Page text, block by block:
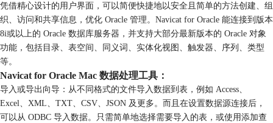
凭借精心设计的用户界面，可以简便快捷地以安全且简单的方法创建、组
织、访问和共享信息，优化 Oracle 管理。Navicat for Oracle 能连接到版本
8i或以上的 Oracle 数据库服务器，并支持大部分最新版本的 Oracle 对象
功能，包括目录、表空间、同义词、实体化视图、触发器、序列、类型
等。
Navicat for Oracle Mac 数据处理工具：
导入或导出向导：从不同格式的文件导入数据到表，例如 Access、
Excel、XML、TXT、CSV、JSON 及更多。而且在设置数据源连接后，
可以从 ODBC 导入数据。只需简单地选择需要导入的表，或使用添加查